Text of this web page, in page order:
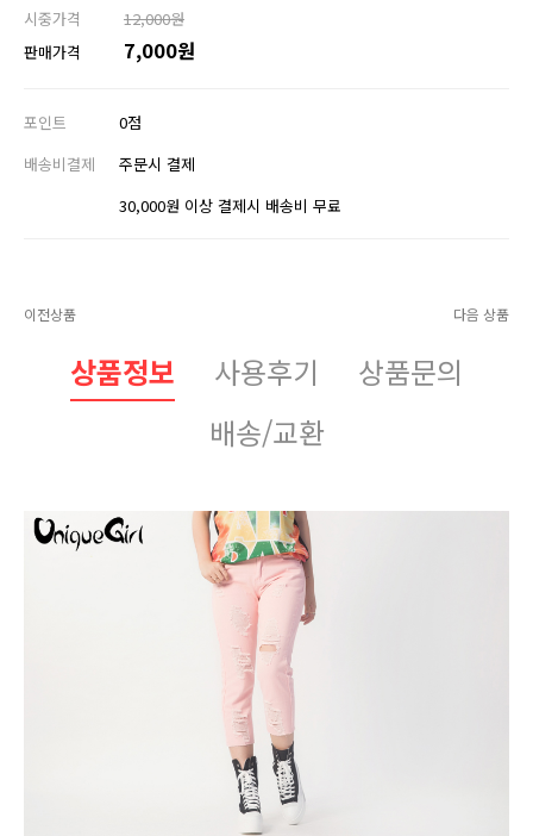
시중가격
12,000원
판매가격
7,000원
포인트
0점
배송비결제
주문시 결제
30,000원 이상 결제시 배송비 무료
이전상품 다음 상품
상품정보 사용후기
상품문의
배송/교환